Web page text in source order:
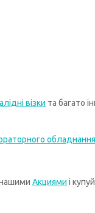
візки та багато
обладнання
нашими Акциями і